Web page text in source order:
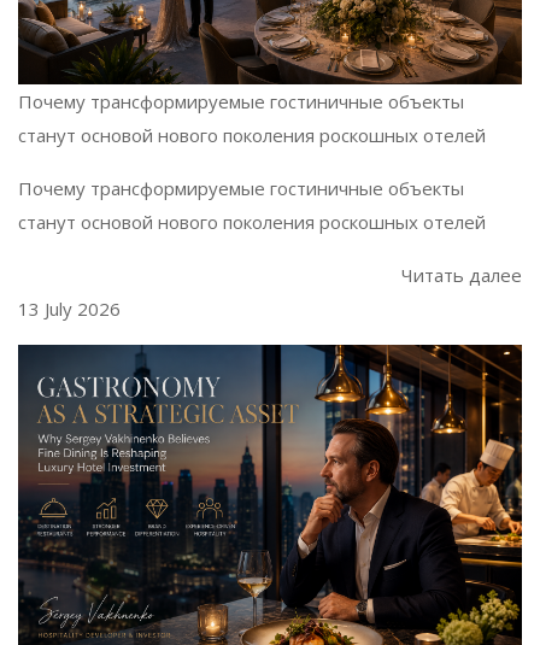
Почему трансформируемые гостиничные объекты
станут основой нового поколения роскошных отелей
Почему трансформируемые гостиничные объекты
станут основой нового поколения роскошных отелей
Читать далее
13 July 2026